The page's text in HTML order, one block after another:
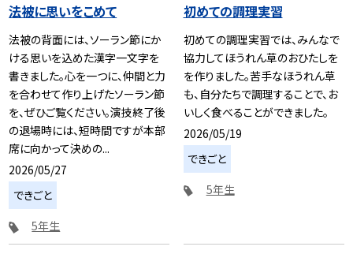
法被に思いをこめて
法被の背面には、ソーラン節にか
ける思いを込めた漢字一文字を
書きました。心を一つに、仲間と力
を合わせて作り上げたソーラン節
を、ぜひご覧ください。演技終了後
の退場時には、短時間ですが本部
席に向かって決めの...
2026/05/27
できごと
5年生
初めての調理実習
初めての調理実習では、みんなで
協力してほうれん草のおひたしを
を作りました。苦手なほうれん草
も、自分たちで調理することで、お
いしく食べることができました。
2026/05/19
できごと
5年生